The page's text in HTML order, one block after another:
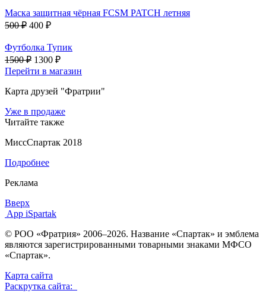
Маска защитная чёрная FCSM PATCH летняя
500 ₽ 400 ₽
Футболка Тупик
1500 ₽ 1300 ₽
Перейти в магазин
Карта друзей "Фратрии"
Уже в продаже
Читайте также
МиссСпартак 2018
Подробнее
Реклама
Вверх
App iSpartak
© РОО «Фратрия» 2006–2026. Название «Спартак» и эмблема
являются зарегистрированными товарными знаками МФСО
«Спартак».
Карта сайта
Раскрутка сайта: